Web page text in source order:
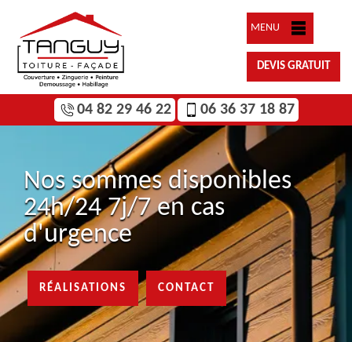
MENU
DEVIS GRATUIT
04 82 29 46 22 06 36 37 18 87
Nos sommes disponibles
24h/24 7j/7 en cas
d'urgence
RÉALISATIONS CONTACT